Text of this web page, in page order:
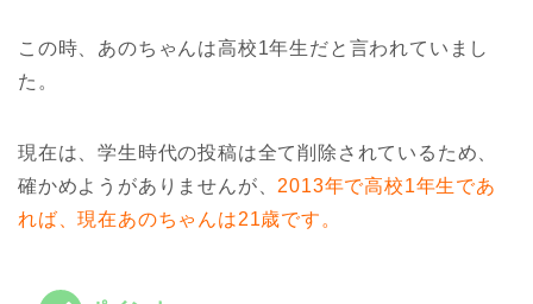
この時、あのちゃんは高校1年生だと言われていまし
た。
現在は、学生時代の投稿は全て削除されているため、
確かめようがありませんが、 2013年で高校1年生であ
れば、現在あのちゃんは21歳です。